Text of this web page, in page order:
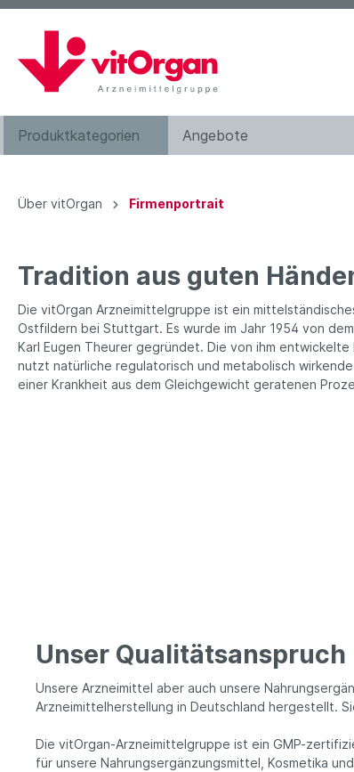
Produktkategorien
Bachblütenkomplexe
Kosmetik
Nahrungsergänzung
Zahnpflege
Hilfsmittel
Angebote
Über vitOrgan Firmenportrait
Tradition aus guten
Die vitOrgan Arzneimittelgruppe ist ein
Ostfildern bei Stuttgart. Es wurde im Jahr 1954 von
Karl Eugen Theurer gegründet. Die von ihm
nutzt natürliche regulatorisch und metabolisch
einer Krankheit aus dem Gleichgewicht geratenen
Unser Qualitätsanspruch
Unsere Arzneimittel aber auch unsere
Arzneimittelherstellung in Deutschland hergestellt.
Die vitOrgan-Arzneimittelgruppe ist ein GMP-
für unsere Nahrungsergänzungsmittel, Kosmetika